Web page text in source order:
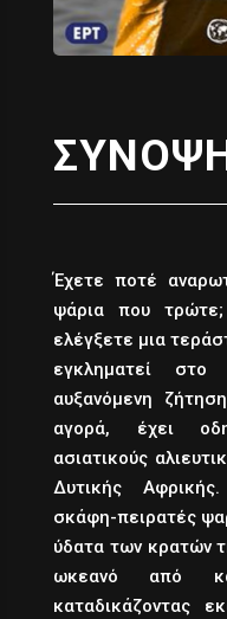
Έχετε ποτέ
ψάρια που
ελέγξετε μια
εγκληματεί
αυξανόμενη
αγορά, έχει
ασιατικούς
Δυτικής
σκάφη-πειρατές
ύδατα των κρατών
ωκεανό από
καταδικάζοντας